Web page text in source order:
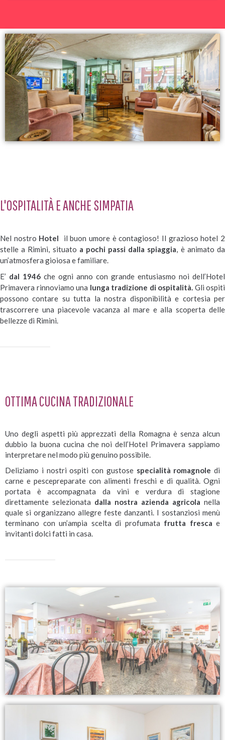
L'OSPITALITÀ E ANCHE SIMPATIA
Nel nostro Hotel
il buon umore è contagioso! Il grazioso hotel 2
stelle a Rimini, situato a pochi passi dalla spiaggia, è animato da
un’atmosfera gioiosa e familiare.
E’ dal 1946 che ogni anno con grande entusiasmo noi dell’Hotel
Primavera rinnoviamo una lunga tradizione di ospitalità. Gli ospiti
possono contare su tutta la nostra disponibilità e cortesia per
trascorrere una piacevole vacanza al mare e alla scoperta delle
bellezze di Rimini.
OTTIMA CUCINA TRADIZIONALE
Uno degli aspetti più apprezzati della Romagna è senza alcun
dubbio la buona cucina che noi dell’Hotel Primavera sappiamo
interpretare nel modo più genuino possibile.
Deliziamo i nostri ospiti con gustose specialità romagnole di
carne e pescepreparate con alimenti freschi e di qualità. Ogni
portata è accompagnata da vini e verdura di stagione
direttamente selezionata dalla nostra azienda agricola nella
quale si organizzano allegre feste danzanti. I sostanziosi menù
terminano con un’ampia scelta di profumata frutta fresca e
invitanti dolci fatti in casa.